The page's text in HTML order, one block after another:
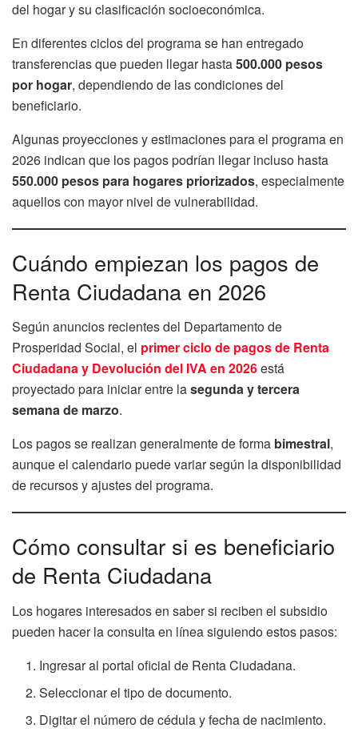
del hogar y su clasificación socioeconómica.
En diferentes ciclos del programa se han entregado
transferencias que pueden llegar hasta500.000 pesos
por hogar, dependiendo de las condiciones del
beneficiario.
Algunas proyecciones y estimaciones para el programa en
2026 indican que los pagos podrían llegar incluso hasta
550.000 pesos para hogares priorizados, especialmente
aquellos con mayor nivel de vulnerabilidad.
Cuándo empiezan los pagos de
Renta Ciudadana en 2026
Según anuncios recientes del Departamento de
Prosperidad Social, el primer ciclo de pagos de Renta
Ciudadana y Devolución del IVA en 2026está
proyectado para iniciar entre lasegunda y tercera
semana de marzo.
Los pagos se realizan generalmente de forma bimestral,
aunque el calendario puede variar según la disponibilidad
de recursos y ajustes del programa.
Cómo consultar si es beneficiario
de Renta Ciudadana
Los hogares interesados en saber si reciben el subsidio
pueden hacer la consulta en línea siguiendo estos pasos:
Ingresar al portal oficial de Renta Ciudadana.
Seleccionar el tipo de documento.
Digitar el número de cédula y fecha de nacimiento.